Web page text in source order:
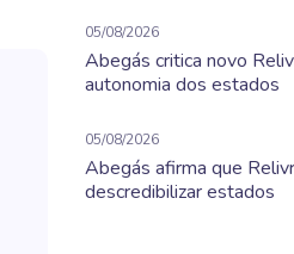
05/08/2026
Abegás critica novo
autonomia dos estados
05/08/2026
Abegás afirma que
descredibilizar estados